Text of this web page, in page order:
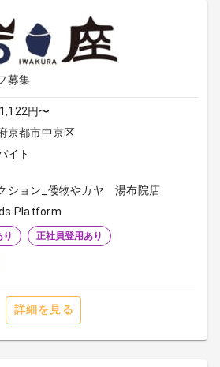
募集
円〜
京都市中京区
イト
ション_倭物やカヤ 湯布院店
Platform
り 正社員登用あり
詳細を見る